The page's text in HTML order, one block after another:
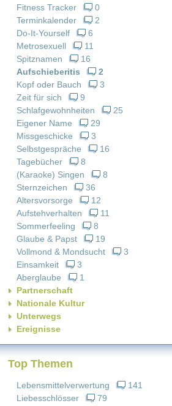
Fitness Tracker
0
Terminkalender
2
Do-It-Yourself
6
Metrosexuell
11
Spitznamen
16
Aufschieberitis
2
Kopf oder Bauch
3
Zeit für sich
9
Schlafgewohnheiten
25
Eigener Name
29
Missgeschicke
3
Selbstgespräche
16
Tagebücher
8
(Karaoke) Singen
8
Sternzeichen
36
Altersvorsorge
12
Aufstehverhalten
11
Sommerfeeling
8
Glaube & Papst
19
Vollmond & Mondsucht
3
Einsamkeit
3
Aberglaube
1
Partnerschaft
Nationale Kultur
Unterwegs
Ereignisse
Top Themen
Lebensmittelverwertung
141
Liebesschlösser
79